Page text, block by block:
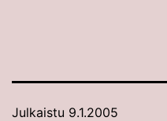
Julkaistu 9.1.2005